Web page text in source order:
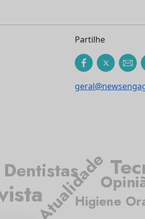
Partilhe
Atualidade
Higiene